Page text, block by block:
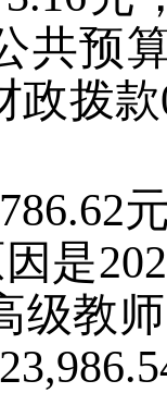
共预
政拨款
是
级教师